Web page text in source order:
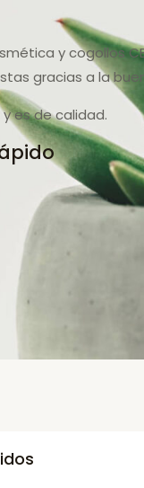
y cogollos
gracias a la
es de calidad.